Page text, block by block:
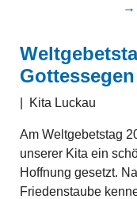
→
Kita Luckau
Am Weltgebetstag
unserer Kita ein
Hoffnung gesetzt.
Friedenstaube